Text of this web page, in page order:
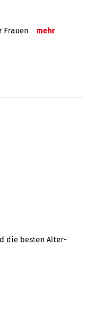
Frauen mehr
die besten Alter­